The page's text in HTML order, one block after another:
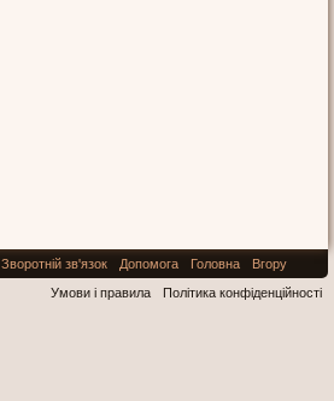
Зворотній зв'язок Допомога Головна
Вгору
Умови і правила
Політика конфіденційності